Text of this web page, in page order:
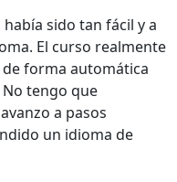
sido tan fácil y a
El curso realmente
forma automática
tengo que
a pasos
un idioma de